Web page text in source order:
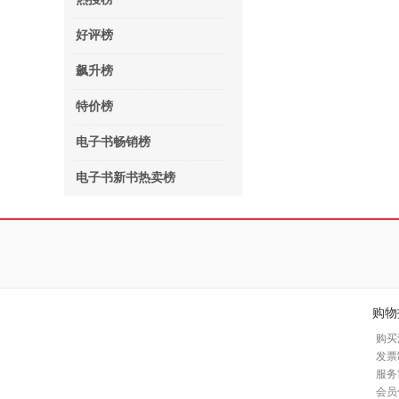
好评榜
飙升榜
特价榜
电子书畅销榜
电子书新书热卖榜
购
购
发
服
会